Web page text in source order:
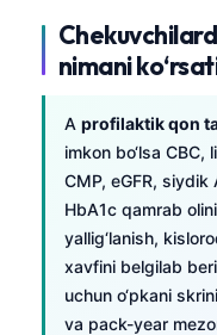
nimani
A profilaktik qon
imkon bo‘lsa CBC,
CMP, eGFR,
HbA1c qamrab
yallig‘lanish,
xavfini belgilab
uchun o‘pkani
va pack-year